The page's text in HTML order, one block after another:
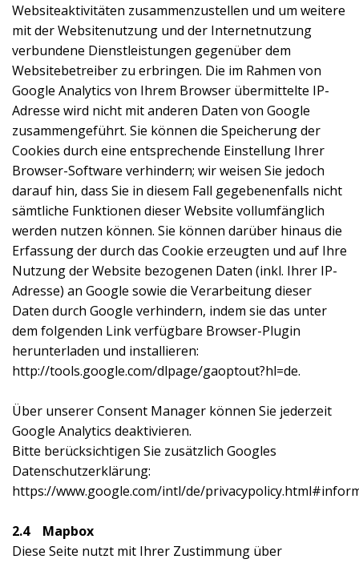
Websiteaktivitäten zusammenzustellen und um weitere
mit der Websitenutzung und der Internetnutzung
verbundene Dienstleistungen gegenüber dem
Websitebetreiber zu erbringen. Die im Rahmen von
Google Analytics von Ihrem Browser übermittelte IP-
Adresse wird nicht mit anderen Daten von Google
zusammengeführt. Sie können die Speicherung der
Cookies durch eine entsprechende Einstellung Ihrer
Browser-Software verhindern; wir weisen Sie jedoch
darauf hin, dass Sie in diesem Fall gegebenenfalls nicht
sämtliche Funktionen dieser Website vollumfänglich
werden nutzen können. Sie können darüber hinaus die
Erfassung der durch das Cookie erzeugten und auf Ihre
Nutzung der Website bezogenen Daten (inkl. Ihrer IP-
Adresse) an Google sowie die Verarbeitung dieser
Daten durch Google verhindern, indem sie das unter
dem folgenden Link verfügbare Browser-Plugin
herunterladen und installieren:
http://tools.google.com/dlpage/gaoptout?hl=de.
Über unserer Consent Manager können Sie jederzeit
Google Analytics deaktivieren.
Bitte berücksichtigen Sie zusätzlich Googles
Datenschutzerklärung:
https://www.google.com/intl/de/
2.4 Mapbox
Diese Seite nutzt mit Ihrer Zustimmung über